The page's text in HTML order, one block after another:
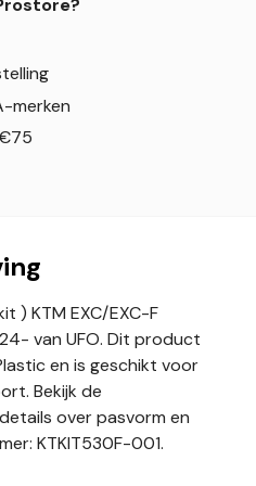
merken
) KTM EXC/EXC-F
van UFO. Dit product
en is geschikt voor
Bekijk de
over pasvorm en
KTKIT530F-001.